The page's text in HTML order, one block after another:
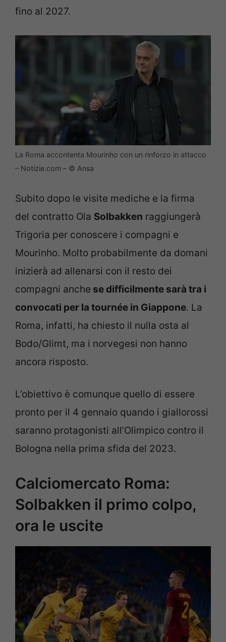
fino al 2027.
La Roma accontenta Mourinho con un rinforzo in attacco
– Notizie.com – © Ansa
Subito dopo le visite mediche e la firma
del contratto Ola Solbakken raggiungerà
Trigoria per conoscere i compagni e
Mourinho. Molto probabilmente da domani
inizierà ad allenarsi con il resto dei
compagni anche se difficilmente sarà tra i
convocati per la tournée in Giappone. La
Roma, infatti, ha chiesto il nulla osta al
Bodo/Glimt, ma i norvegesi non hanno
ancora risposto.
L’obiettivo è comunque quello di essere
pronto per il 4 gennaio quando i giallorossi
saranno protagonisti all’Olimpico contro il
Bologna nella prima sfida del 2023.
Calciomercato Roma:
Solbakken il primo colpo,
ora le uscite